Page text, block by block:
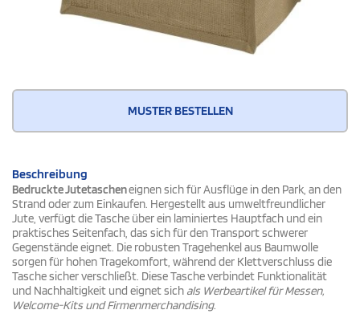
MUSTER BESTELLEN
Beschreibung
Bedruckte Jutetascheneignen sich für Ausflüge in den Park, an den
Strand oder zum Einkaufen. Hergestellt aus umweltfreundlicher
Jute, verfügt die Tasche über ein laminiertes Hauptfach und ein
praktisches Seitenfach, das sich für den Transport schwerer
Gegenstände eignet. Die robusten Tragehenkel aus Baumwolle
sorgen für hohen Tragekomfort, während der Klettverschluss die
Tasche sicher verschließt. Diese Tasche verbindet Funktionalität
und Nachhaltigkeit und eignet sich als Werbeartikel für Messen,
Welcome-Kits und Firmenmerchandising.